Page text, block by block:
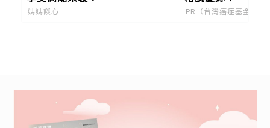
媽媽談心 PR（台灣癌症基金會）